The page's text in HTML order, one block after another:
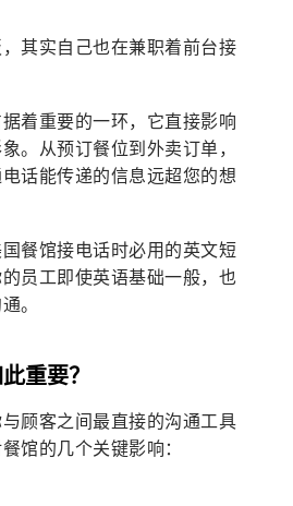
其实自己也在兼职着前台接
着重要的一环，它直接影响
。从预订餐位到外卖订单，
话能传递的信息远超您的想
餐馆接电话时必用的英文短
员工即使英语基础一般，也
。
重要？
顾客之间最直接的沟通工具
馆的几个关键影响：